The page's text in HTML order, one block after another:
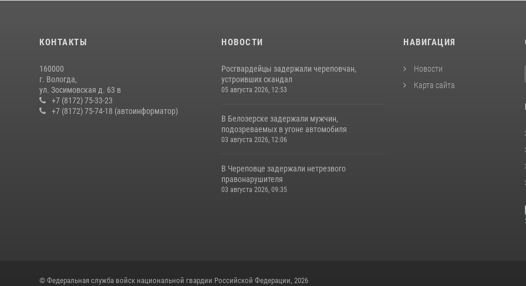
КОНТАКТЫ
160000
г. Вологда,
ул. Зосимовская д. 63 в
+7 (8172) 75-33-23
+7 (8172) 75-74-18 (автоинформатор)
НОВОСТИ
Росгвардейцы задержали череповчан,
устроивших скандал
05 августа 2026, 12:53
В Белозерске задержали мужчин,
подозреваемых в угоне автомобиля
03 августа 2026, 12:06
В Череповце задержали нетрезвого
правонарушителя
03 августа 2026, 09:35
НАВИГАЦИЯ
Новости
Карта сайта
© Федеральная служба войск национальной гвардии Российской Федерации, 2026